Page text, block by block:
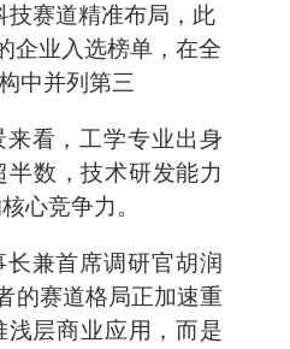
技赛道精准布局，此
企业入选榜单，在全
中并列第三
来看，工学专业出身
数，技术研发能力
心竞争力。
兼首席调研官胡润
的赛道格局正加速重
层商业应用，而是